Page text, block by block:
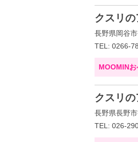
クスリ
長野県岡谷
TEL: 0266-
MOOMIN
クスリ
長野県長野
TEL: 026-